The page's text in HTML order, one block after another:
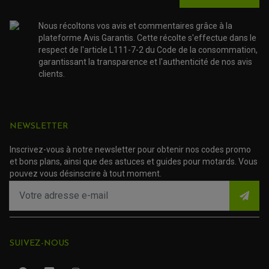
AMORTISSEUR DE COUPLE
KIT CHAÎNE MOTO
Nous récoltons vos avis et commentaires grâce à la
plateforme Avis Garantis. Cette récolte s'effectue dans le
respect de l'article L111-7-2 du Code de la consommation,
garantissant la transparence et l'authenticité de nos avis
clients.
NEWSLETTER
Inscrivez-vous à notre newsletter pour obtenir nos codes promo
et bons plans, ainsi que des astuces et guides pour motards. Vous
pouvez vous désinscrire à tout moment.
SUIVEZ-NOUS